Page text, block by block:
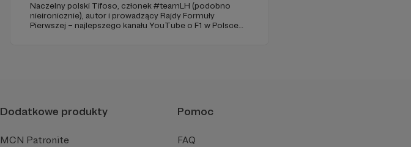
Naczelny polski Tifoso, członek #teamLH (podobno
nieironicznie), autor i prowadzący Rajdy Formuły
Pierwszej – najlepszego kanału YouTube o F1 w Polsce
Dodatkowe produkty
MCN Patronite
Pomoc
FAQ